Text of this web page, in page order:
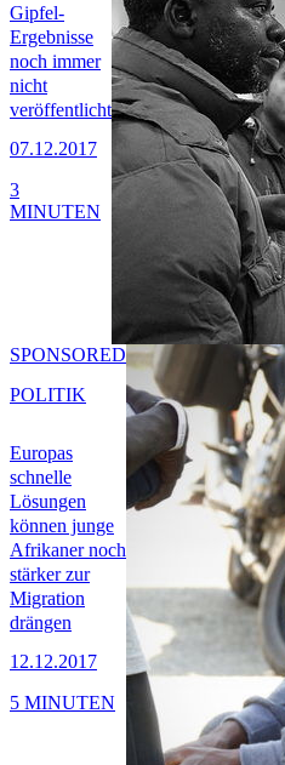
Gipfel-
Ergebnisse
noch immer
nicht
veröffentlicht
07.12.2017
3
MINUTEN
Europas
schnelle
Lösungen
können junge
Afrikaner noch
stärker zur
Migration
drängen
12.12.2017
SPONSORED
POLITIK
5 MINUTEN